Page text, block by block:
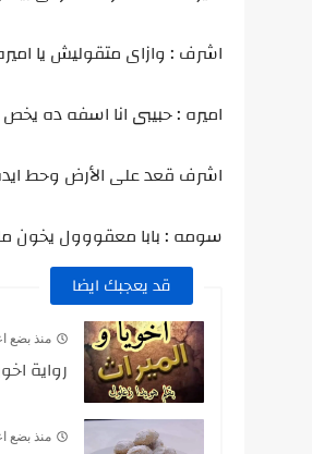
اشرف : وازاى متقوليش يا
اميره : حبيبى انا اسفه ده
اشرف قعد على الأرض وحط
سومه : بابا معقووول يخون
قد يعجبك ايضا
منذ بضع
رواية
منذ بضع